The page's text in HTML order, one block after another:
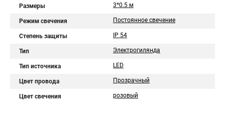
Размеры 3*0.5 м
Режим свечения Постоянное свечение
Степень защиты IP 54
Тип Электрогилянда
Тип источника LED
Цвет провода Прозрачный
Цвет свечения розовый